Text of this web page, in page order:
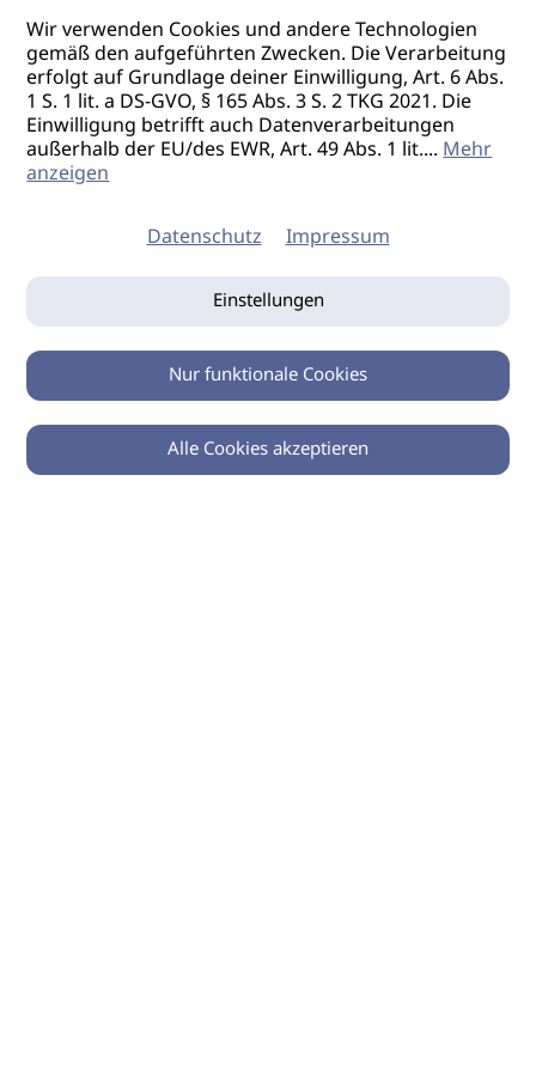
0
Wir verwenden Cookies und andere Technologien
gemäß den aufgeführten Zwecken. Die Verarbeitung
erfolgt auf Grundlage deiner Einwilligung, Art. 6 Abs.
1 S. 1 lit. a DS-GVO, § 165 Abs. 3 S. 2 TKG 2021. Die
Einwilligung betrifft auch Datenverarbeitungen
außerhalb der EU/des EWR, Art. 49 Abs. 1 lit....Mehr
anzeigen
Datenschutz Impressum
Einstellungen
Nur funktionale Cookies
Alle Cookies akzeptieren